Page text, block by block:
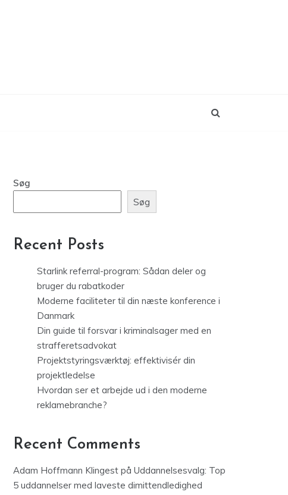
Søg
Søg
Recent Posts
Starlink referral-program: Sådan deler og
bruger du rabatkoder
Moderne faciliteter til din næste konference i
Danmark
Din guide til forsvar i kriminalsager med en
strafferetsadvokat
Projektstyringsværktøj: effektivisér din
projektledelse
Hvordan ser et arbejde ud i den moderne
reklamebranche?
Recent Comments
Adam Hoffmann Klingest på Uddannelsesvalg: Top
5 uddannelser med laveste dimittendledighed